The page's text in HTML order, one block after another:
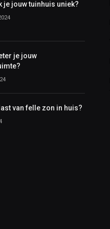
je jouw tuinhuis uniek?
je jouw
van felle zon in huis?